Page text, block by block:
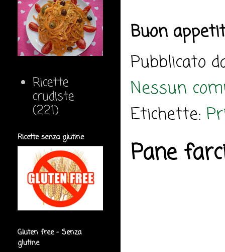
Buon
Pubblicato
Nessun
Etichette:
Pane
Ricette
crudiste
(221)
Ricette senza glutine
Gluten free - Senza
glutine